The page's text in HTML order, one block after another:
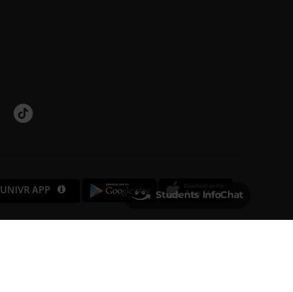
UNIVR APP Students InfoChat